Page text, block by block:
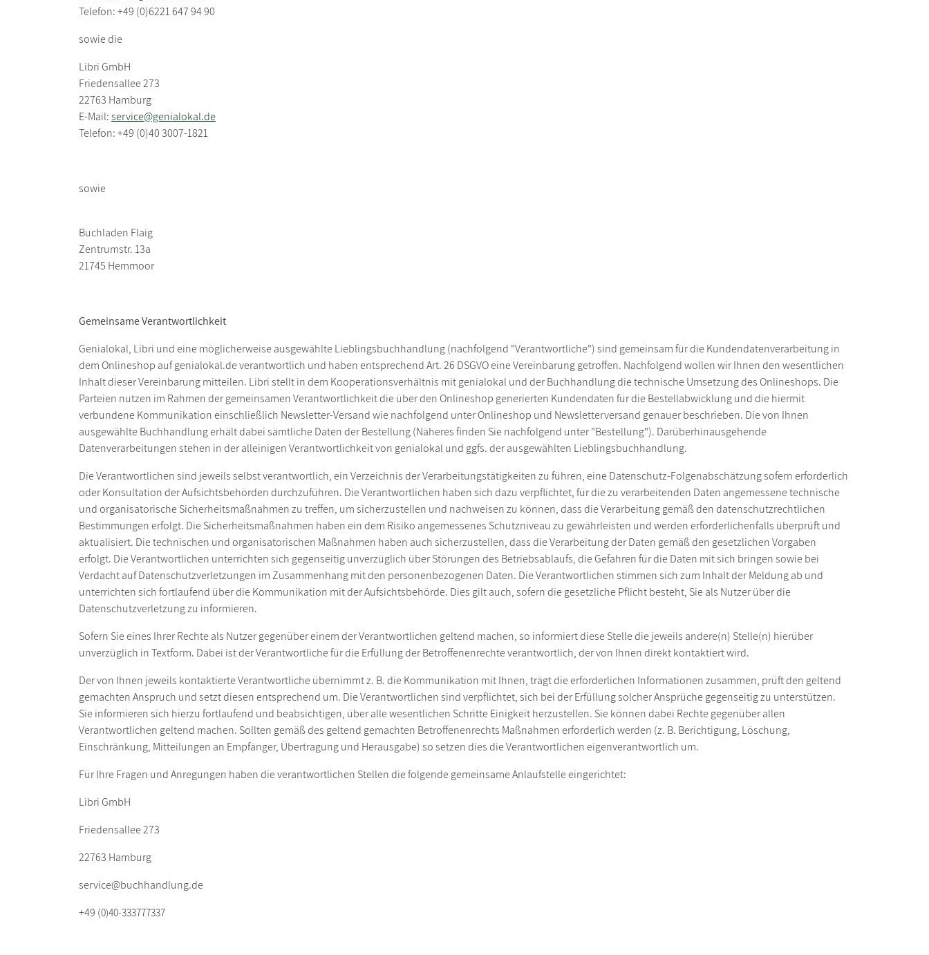
Telefon: +49 (0)6221 647 94 90
sowie die
Libri GmbH
Friedensallee 273
22763 Hamburg
E-Mail:service@genialokal.de
Telefon: +49 (0)40 3007-1821
sowie
Buchladen Flaig
Zentrumstr. 13a
21745 Hemmoor
Gemeinsame Verantwortlichkeit
Genialokal, Libri und eine möglicherweise ausgewählte Lieblingsbuchhandlung (nachfolgend "Verantwortliche") sind gemeinsam für die Kundendatenverarbeitung in
dem Onlineshop auf genialokal.de verantwortlich und haben entsprechend Art. 26 DSGVO eine Vereinbarung getroffen. Nachfolgend wollen wir Ihnen den wesentlichen
Inhalt dieser Vereinbarung mitteilen. Libri stellt in dem Kooperationsverhältnis mit genialokal und der Buchhandlung die technische Umsetzung des Onlineshops. Die
Parteien nutzen im Rahmen der gemeinsamen Verantwortlichkeit die über den Onlineshop generierten Kundendaten für die Bestellabwicklung und die hiermit
verbundene Kommunikation einschließlich Newsletter-Versand wie nachfolgend unter Onlineshop und Newsletterversand genauer beschrieben. Die von Ihnen
ausgewählte Buchhandlung erhält dabei sämtliche Daten der Bestellung (Näheres finden Sie nachfolgend unter "Bestellung"). Darüberhinausgehende
Datenverarbeitungen stehen in der alleinigen Verantwortlichkeit von genialokal und ggfs. der ausgewählten Lieblingsbuchhandlung.
Die Verantwortlichen sind jeweils selbst verantwortlich, ein Verzeichnis der Verarbeitungstätigkeiten zu führen, eine Datenschutz-Folgenabschätzung sofern erforderlich
oder Konsultation der Aufsichtsbehörden durchzuführen. Die Verantwortlichen haben sich dazu verpflichtet, für die zu verarbeitenden Daten angemessene technische
und organisatorische Sicherheitsmaßnahmen zu treffen, um sicherzustellen und nachweisen zu können, dass die Verarbeitung gemäß den datenschutzrechtlichen
Bestimmungen erfolgt. Die Sicherheitsmaßnahmen haben ein dem Risiko angemessenes Schutzniveau zu gewährleisten und werden erforderlichenfalls überprüft und
aktualisiert. Die technischen und organisatorischen Maßnahmen haben auch sicherzustellen, dass die Verarbeitung der Daten gemäß den gesetzlichen Vorgaben
erfolgt. Die Verantwortlichen unterrichten sich gegenseitig unverzüglich über Störungen des Betriebsablaufs, die Gefahren für die Daten mit sich bringen sowie bei
Verdacht auf Datenschutzverletzungen im Zusammenhang mit den personenbezogenen Daten. Die Verantwortlichen stimmen sich zum Inhalt der Meldung ab und
unterrichten sich fortlaufend über die Kommunikation mit der Aufsichtsbehörde. Dies gilt auch, sofern die gesetzliche Pflicht besteht, Sie als Nutzer über die
Datenschutzverletzung zu informieren.
Sofern Sie eines Ihrer Rechte als Nutzer gegenüber einem der Verantwortlichen geltend machen, so informiert diese Stelle die jeweils andere(n) Stelle(n) hierüber
unverzüglich in Textform. Dabei ist der Verantwortliche für die Erfüllung der Betroffenenrechte verantwortlich, der von Ihnen direkt kontaktiert wird.
Der von Ihnen jeweils kontaktierte Verantwortliche übernimmt z. B. die Kommunikation mit Ihnen, trägt die erforderlichen Informationen zusammen, prüft den geltend
gemachten Anspruch und setzt diesen entsprechend um. Die Verantwortlichen sind verpflichtet, sich bei der Erfüllung solcher Ansprüche gegenseitig zu unterstützen.
Sie informieren sich hierzu fortlaufend und beabsichtigen, über alle wesentlichen Schritte Einigkeit herzustellen. Sie können dabei Rechte gegenüber allen
Verantwortlichen geltend machen. Sollten gemäß des geltend gemachten Betroffenenrechts Maßnahmen erforderlich werden (z. B. Berichtigung, Löschung,
Einschränkung, Mitteilungen an Empfänger, Übertragung und Herausgabe) so setzen dies die Verantwortlichen eigenverantwortlich um.
Für Ihre Fragen und Anregungen haben die verantwortlichen Stellen die folgende gemeinsame Anlaufstelle eingerichtet:
Libri GmbH
Friedensallee 273
22763 Hamburg
service@buchhandlung.de
+49 (0)40-333777337